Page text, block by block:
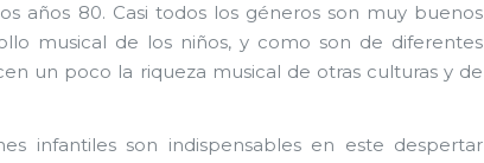
años 80. Casi todos los géneros son muy buenos
musical de los niños, y como son de diferentes
un poco la riqueza musical de otras culturas y de
infantiles son indispensables en este despertar